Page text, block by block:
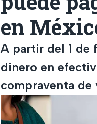
en
A partir del 1 de
dinero en
compraventa de